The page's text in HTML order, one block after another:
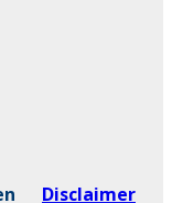
Disclaimer